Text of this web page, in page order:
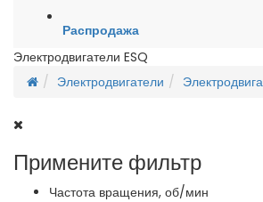
Распродажа
Электродвигатели ESQ
Электродвигатели
Примените фильтр
Частота вращения, об/мин